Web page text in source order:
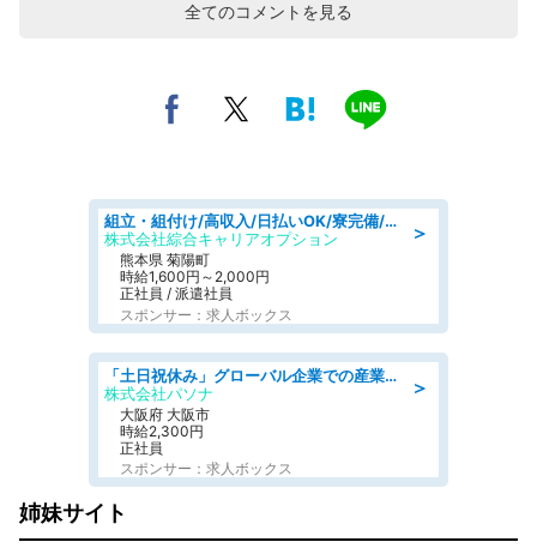
全てのコメントを見る
＞
組立・組付け/高収入/日払いOK/寮完備/交替制/20・30・40代活躍中
株式会社綜合キャリアオプション
熊本県 菊陽町
時給1,600円～2,000円
正社員 / 派遣社員
スポンサー：求人ボックス
＞
「土日祝休み」グローバル企業での産業保健のお仕事/保健師/高時給/残業なし/服装自由/要資格:保健師
株式会社パソナ
大阪府 大阪市
時給2,300円
正社員
スポンサー：求人ボックス
姉妹サイト